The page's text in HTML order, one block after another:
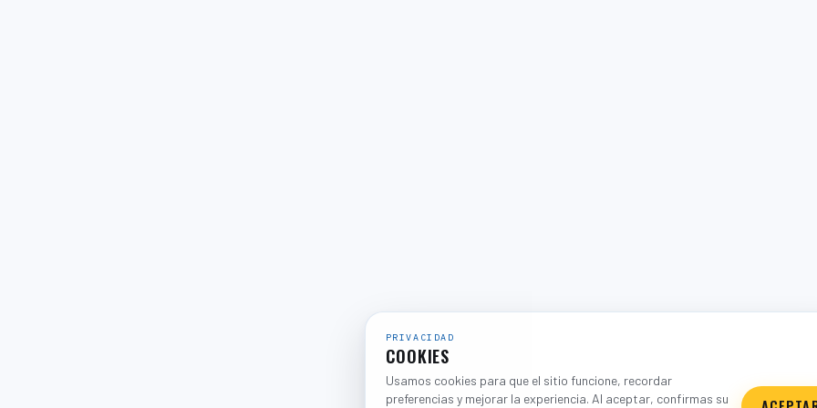
PRIVACIDAD
COOKIES
Usamos cookies para que el sitio funcione, recordar
preferencias y mejorar la experiencia. Al aceptar, confirmas su